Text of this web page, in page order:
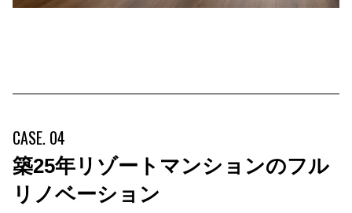
CASE. 04
築25年リゾートマンションのフル
リノベーション